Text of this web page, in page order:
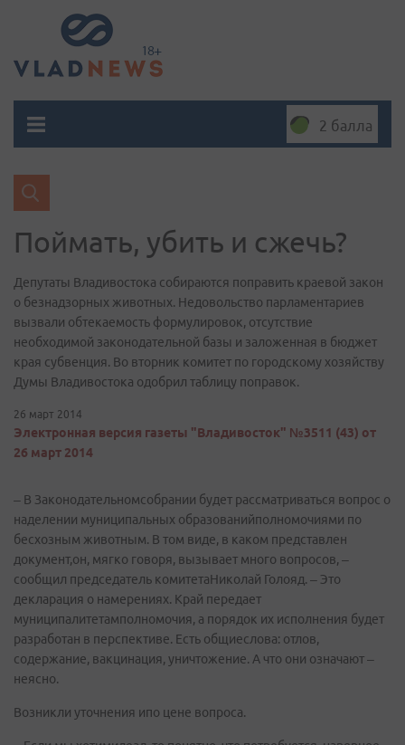
2 балла
Поймать, убить и сжечь?
Депутаты Владивостока собираются поправить краевой закон
о безнадзорных животных. Недовольство парламентариев
вызвали обтекаемость формулировок, отсутствие
необходимой законодательной базы и заложенная в бюджет
края субвенция. Во вторник комитет по городскому хозяйству
Думы Владивостока одобрил таблицу поправок.
26 март 2014
Электронная версия газеты "Владивосток" №3511 (43) от
26 март 2014
– В Законодательномсобрании будет рассматриваться вопрос о
наделении муниципальных образованийполномочиями по
бесхозным животным. В том виде, в каком представлен
документ,он, мягко говоря, вызывает много вопросов, –
сообщил председатель комитетаНиколай Голояд. – Это
декларация о намерениях. Край передает
муниципалитетамполномочия, а порядок их исполнения будет
разработан в перспективе. Есть общиеслова: отлов,
содержание, вакцинация, уничтожение. А что они означают –
неясно.
Возникли уточнения ипо цене вопроса.